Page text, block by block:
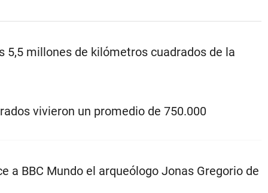
5,5 millones de kilómetros cuadrados de la
vivieron un promedio de 750.000
a BBC Mundo el arqueólogo Jonas Gregorio de